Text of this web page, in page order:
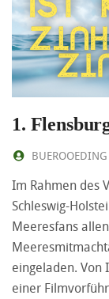
1.
BUEROOEDING
Im Rahmen des
Schleswig-
Meeresfans
eingeladen. Von
einer